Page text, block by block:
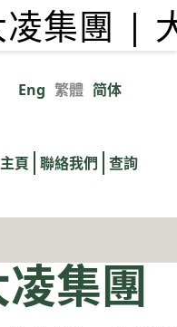
Eng 繁體 简体
links
主頁 聯絡我們 查詢
集團
集團 |